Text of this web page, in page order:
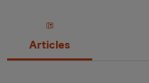
Articles